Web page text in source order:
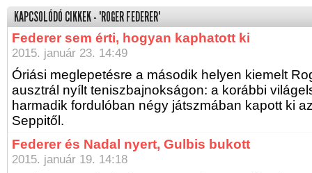
KAPCSOLÓDÓ CIKKEK - "ROGER FEDERER"
Federer sem érti, hogyan kaphatott ki
2015. január 23. 14:49
Óriási meglepetésre a második helyen kiemelt
ausztrál nyílt teniszbajnokságon: a korábbi
harmadik fordulóban négy játszmában kapott ki
Seppitől.
Federer és Nadal nyert, Gulbis bukott
2015. január 19. 14:18